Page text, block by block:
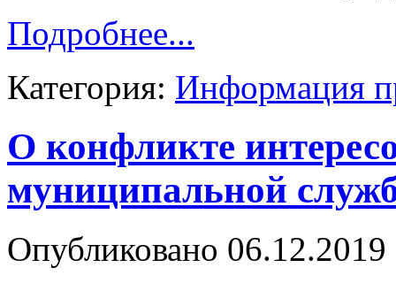
Подробнее...
Категория: Информация
О конфликте
муниципальной
Опубликовано